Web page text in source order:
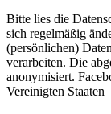
Bitte lies die
sich regelmäßig
(persönlichen)
verarbeiten. Die
anonymisiert.
Vereinigten Staaten